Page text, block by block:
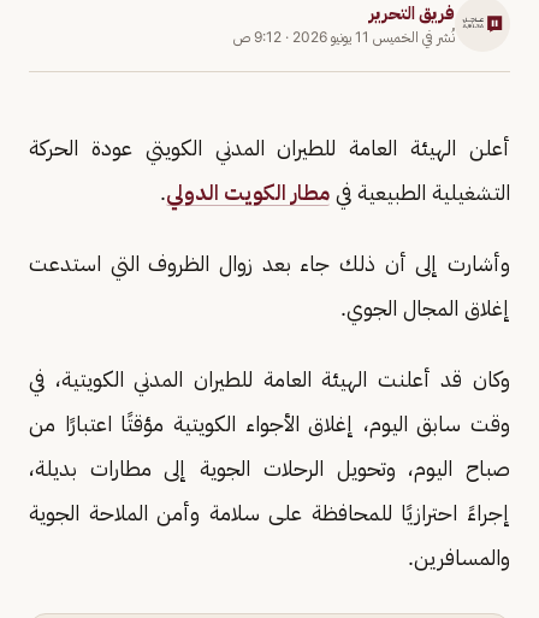
فريق التحرير
نُشر في الخميس 11 يونيو 2026 · 9:12 ص
أعلن الهيئة العامة للطيران المدني الكويتي عودة الحركة
التشغيلية الطبيعية في مطار الكويت الدولي.
وأشارت إلى أن ذلك جاء بعد زوال الظروف التي استدعت
إغلاق المجال الجوي.
وكان قد أعلنت الهيئة العامة للطيران المدني الكويتية، في
وقت سابق اليوم، إغلاق الأجواء الكويتية مؤقتًا اعتبارًا من
صباح اليوم، وتحويل الرحلات الجوية إلى مطارات بديلة،
إجراءً احترازيًا للمحافظة على سلامة وأمن الملاحة الجوية
والمسافرين.